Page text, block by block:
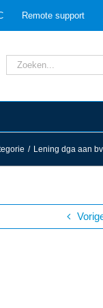
Remote support
Zoeken
naar:
/ Lening dga aan